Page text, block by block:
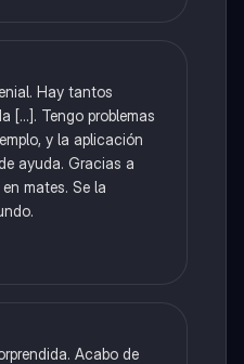
Hay tantos
[...]. Tengo problemas
y la aplicación
ayuda. Gracias a
mates. Se la
Acabo de